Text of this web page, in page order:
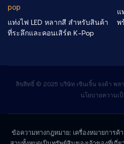
แท่งไฟ LED หลากสี สำหรับสินค้า
ที่ระลึกและคอนเสิร์ต K-Pop
แ
พ
ลิขสิทธิ์ © 2025 บริษัท เซินเจิ้น จงต้า พล
นโยบายความเ
ข้อความทางกฎหมาย: เครื่องหมายการ